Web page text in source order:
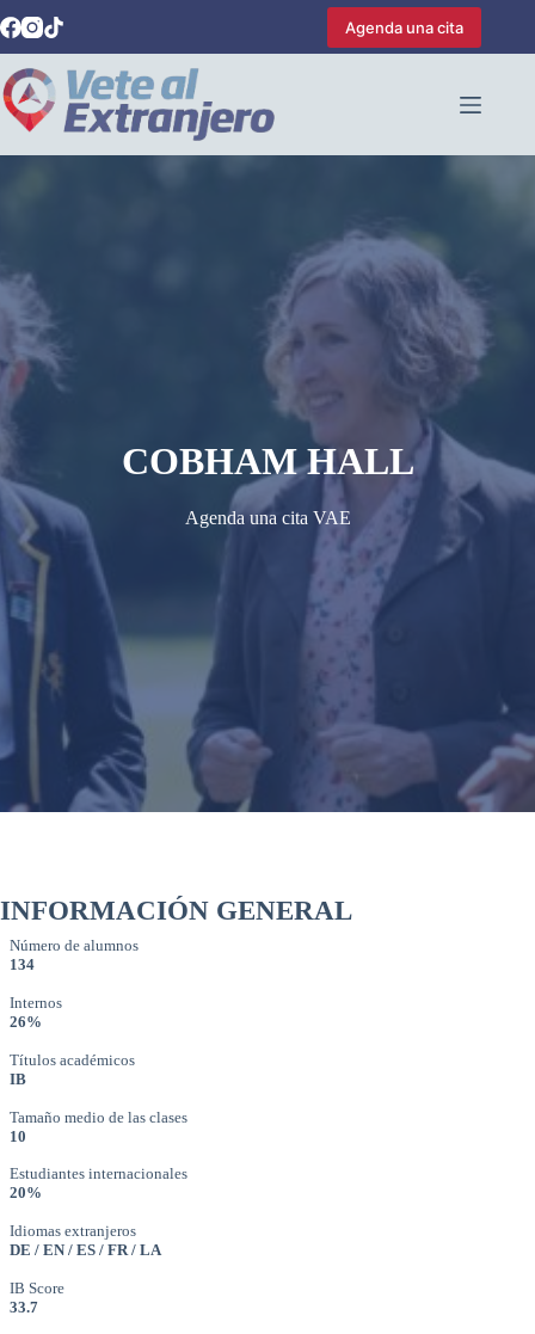
al
contenido
Agenda una cita
COBHAM HALL
Agenda una cita VAE
INFORMACIÓN GENERAL
Número de alumnos
134
Internos
26%
Títulos académicos
IB
Tamaño medio de las clases
10
Estudiantes internacionales
20%
Idiomas extranjeros
DE / EN / ES / FR / LA
IB Score
33.7